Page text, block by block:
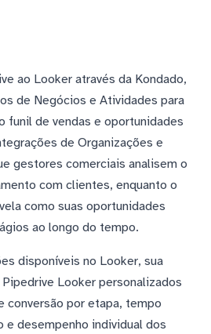
ao Looker através da Kondado,
de Negócios e Atividades para
funil de vendas e oportunidades
de Organizações e
gestores comerciais analisem o
com clientes, enquanto o
como suas oportunidades
ao longo do tempo.
disponíveis no Looker, sua
Looker personalizados
conversão por etapa, tempo
e desempenho individual dos